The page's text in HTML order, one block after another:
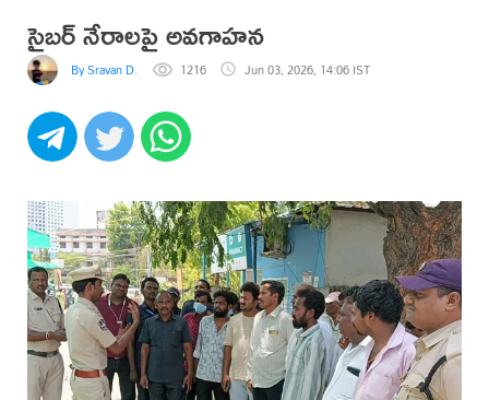
సైబర్ నేరాలపై అవగాహన
By Sravan D. 1216 Jun 03, 2026, 14:06 IST